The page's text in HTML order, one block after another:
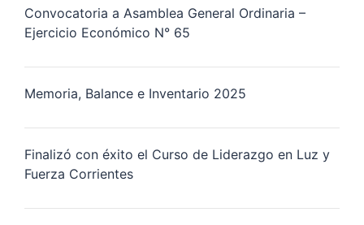
Convocatoria a Asamblea General Ordinaria –
Ejercicio Económico N° 65
Memoria, Balance e Inventario 2025
Finalizó con éxito el Curso de Liderazgo en Luz y
Fuerza Corrientes